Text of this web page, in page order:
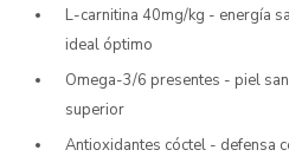
L-carnitina 40mg/kg - energía
ideal óptimo
Omega-3/6 presentes - piel
superior
Antioxidantes cóctel - defensa